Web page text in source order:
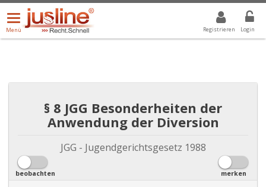
Registrieren Login
Menü
öffnen/schließen
Menü
ALLE DROPDOWN: GEWÄHLTER WERT IST ALLE
§ 8 JGG Besonderheiten der
Anwendung der Diversion
JGG - Jugendgerichtsgesetz 1988
beobachten merken